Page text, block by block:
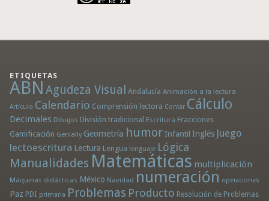
ETIQUETAS
ABN Agudeza Visual Andalucía Animación a la lectura
Artículo Calendario Comprensión lectora Contar Cálculo
Decimales Dibujos División tradicional Escritura Fracciones
Gamificación Genially Geometría humor Infantil Inglés Juego
lectoescritura Lectura Lengua lenguaje Lógica
Manualidades Matemáticas multiplicación
Máquinas didácticas México Navidad numeración operaciones
Paz PDI primaria Problemas Producto Resolución de Problemas